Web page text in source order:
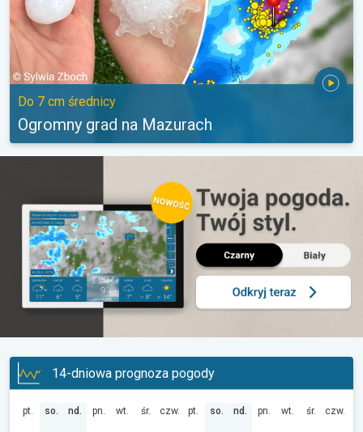
Do 7 cm średnicy
Ogromny grad na Mazurach
14-dniowa prognoza pogody
pt. so. nd. pn. wt. śr. czw. pt. so. nd. pn. wt. śr. czw.